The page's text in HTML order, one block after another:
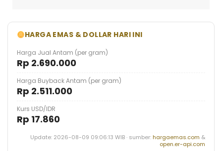
HARGA EMAS & DOLLAR HARI INI
Harga Jual Antam (per gram)
Rp 2.690.000
Harga Buyback Antam (per gram)
Rp 2.511.000
Kurs USD/IDR
Rp 17.860
Update: 2026-08-09 09:06:13 WIB · sumber: hargaemas.com &
open.er-api.com